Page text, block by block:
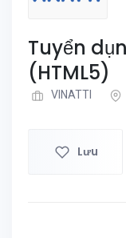
Tuyển
(HTML5)
VINATTI
Lưu